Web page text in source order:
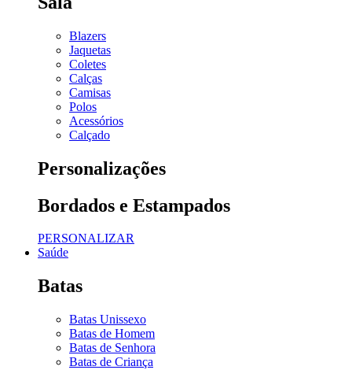
Blazers
Jaquetas
Coletes
Calças
Camisas
Polos
Acessórios
Calçado
Personalizações
Bordados e Estampados
PERSONALIZAR
Saúde
Batas
Batas Unissexo
Batas de Homem
Batas de Senhora
Batas de Criança